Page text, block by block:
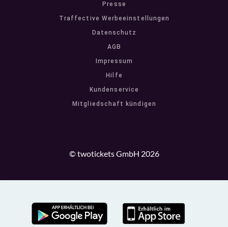
Presse
Traffective Werbeeinstellungen
Datenschutz
AGB
Impressum
Hilfe
Kundenservice
Mitgliedschaft kündigen
© twotickets GmbH 2026